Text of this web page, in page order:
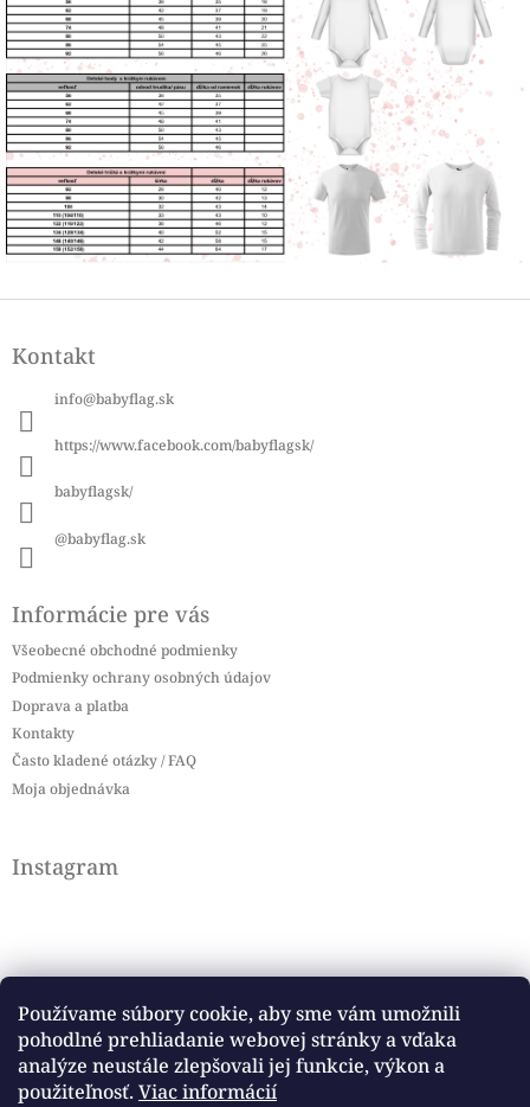
Používame súbory cookie, aby sme vám umožnili
pohodlné prehliadanie webovej stránky a vďaka
analýze neustále zlepšovali jej funkcie, výkon a
použiteľnosť. Viac informácií
Z
pKontakt
info@babyflag.sk
https://www.facebook.com/babyflagsk/
babyflagsk/
@babyflag.sk
Informácie pre vás
Všeobecné obchodné podmienky
Podmienky ochrany osobných údajov
Doprava a platba
Kontakty
Často kladené otázky / FAQ
Moja objednávka
Instagram
Sledovať na Instagrame